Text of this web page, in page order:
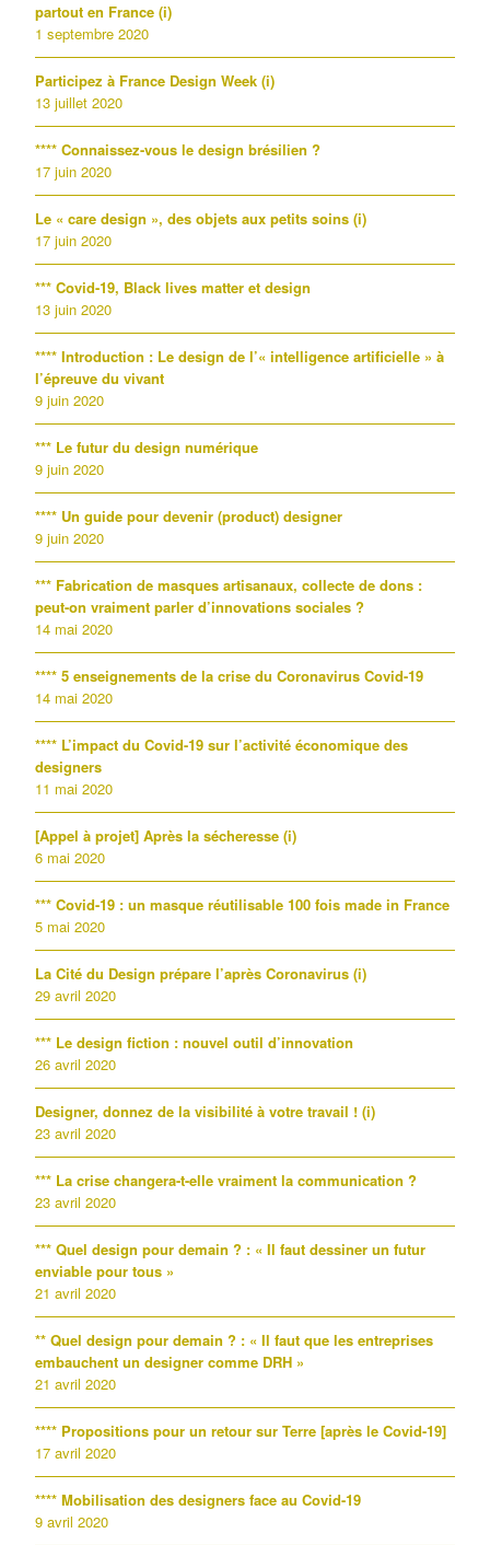
partout en France (i)
1 septembre 2020
Participez à France Design Week (i)
13 juillet 2020
**** Connaissez-vous le design brésilien ?
17 juin 2020
Le « care design », des objets aux petits soins (i)
17 juin 2020
*** Covid-19, Black lives matter et design
13 juin 2020
**** Introduction : Le design de l’« intelligence artificielle » à
l’épreuve du vivant
9 juin 2020
*** Le futur du design numérique
9 juin 2020
**** Un guide pour devenir (product) designer
9 juin 2020
*** Fabrication de masques artisanaux, collecte de dons :
peut-on vraiment parler d’innovations sociales ?
14 mai 2020
**** 5 enseignements de la crise du Coronavirus Covid-19
14 mai 2020
**** L’impact du Covid-19 sur l’activité économique des
designers
11 mai 2020
[Appel à projet] Après la sécheresse (i)
6 mai 2020
*** Covid-19 : un masque réutilisable 100 fois made in France
5 mai 2020
La Cité du Design prépare l’après Coronavirus (i)
29 avril 2020
*** Le design fiction : nouvel outil d’innovation
26 avril 2020
Designer, donnez de la visibilité à votre travail ! (i)
23 avril 2020
*** La crise changera-t-elle vraiment la communication ?
23 avril 2020
*** Quel design pour demain ? : « Il faut dessiner un futur
enviable pour tous »
21 avril 2020
** Quel design pour demain ? : « Il faut que les entreprises
embauchent un designer comme DRH »
21 avril 2020
**** Propositions pour un retour sur Terre [après le Covid-19]
17 avril 2020
**** Mobilisation des designers face au Covid-19
9 avril 2020